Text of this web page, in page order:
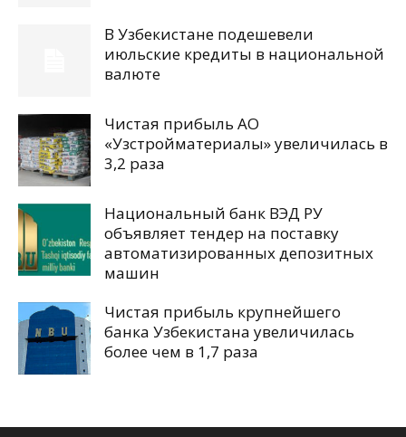
В Узбекистане подешевели
июльские кредиты в национальной
валюте
Чистая прибыль АО
«Узстройматериалы» увеличилась в
3,2 раза
Национальный банк ВЭД РУ
объявляет тендер на поставку
автоматизированных депозитных
машин
Чистая прибыль крупнейшего
банка Узбекистана увеличилась
более чем в 1,7 раза